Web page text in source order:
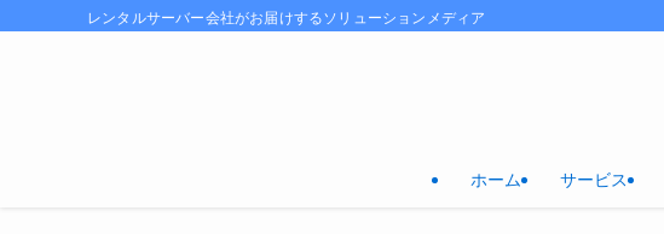
レンタルサーバー会社がお届けするソリューションメディア
ホーム サービス